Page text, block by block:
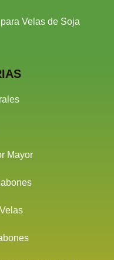
Velas de Soja
Mayor